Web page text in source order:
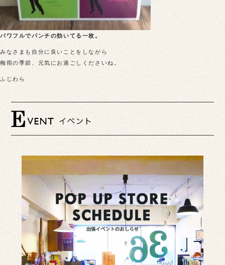
パワフルでパンチの効いてる一枚。
みなさまも自分に良いことをしながら
梅雨の季節、元気にお過ごしくださいね。
ふじわら